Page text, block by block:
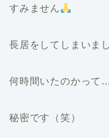
すみません
長居をしてしまいま
何時間いたのかって
秘密です（笑）